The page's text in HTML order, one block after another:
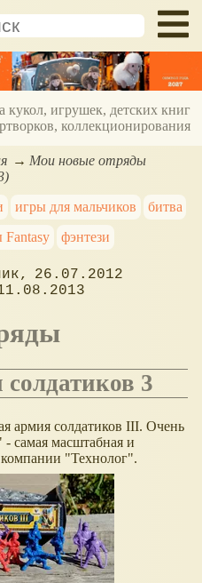
игрушек, детских книг
коллекционирования
Мои новые отряды
игры для мальчиков
битва
Fantasy фэнтези
26.07.2012
солдатиков 3
армия солдатиков III. Очень
самая масштабная и
компании "Технолог".